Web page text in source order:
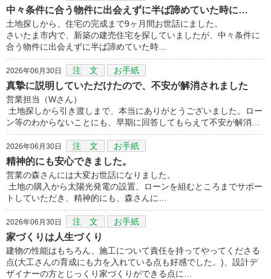
中々条件に合う物件に出会えずに半ば諦めていた時に…
土地探しから、住宅の完成まで9ヶ月間お世話にました。
さいたま市内で、新築の建売住宅を探していましたが、中々条件に
合う物件に出会えずに半ば諦めていた時…
2026年06月30日 注 文 お手紙
真摯に説明していただけたので、不安が解消されました
営業担当（Wさん）
土地探しから引き渡しまで、本当にありがとうございました。ロー
ン等のわからないことにも、早期に回答してもらえて不安が解消…
2026年06月30日 注 文 お手紙
精神的にも安心できました。
営業の森さんには大変お世話になりました。
土地の購入から太陽光発電の設置、ローンを組むところまでサポー
トしていただき、精神的にも、森さんに…
2026年06月30日 注 文 お手紙
家づくりは人生づくり
建物の性能はもちろん、施工について責任を持ってやってくださる
点(大工さんの育成にも力を入れている点も好感でした。)、設計デ
ザイナーの方とじっくり家づくりができる点に…